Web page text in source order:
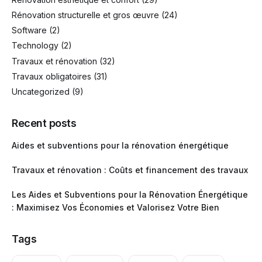
Rénovation structurelle et gros œuvre (24)
Software (2)
Technology (2)
Travaux et rénovation (32)
Travaux obligatoires (31)
Uncategorized (9)
Recent posts
Aides et subventions pour la rénovation énergétique
Travaux et rénovation : Coûts et financement des travaux
Les Aides et Subventions pour la Rénovation Énergétique
: Maximisez Vos Économies et Valorisez Votre Bien
Tags